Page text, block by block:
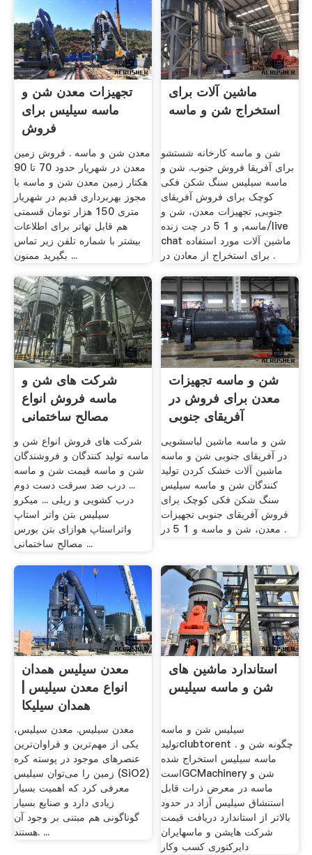
تجهیزات معدن شن و
ماسه سیلیس برای
فروش
معدن شن و ماسه . فروش زمین
معدن در شهریار حدود 70 تا 90
هکتار زمین معدن شن و ماسه با
مجوز بهربرداری قدیم در شهریار
متری 150 هزار تومان قسمتی
هم قابل تهاتر برای اطلاعات
بیشتر با شماره تلفن زیر تماس
بگیرید ممنون ...
ماشین آلات برای
استخراج شن و ماسه
شن و ماسه کارخانه شستشو
برای آفریقا فروش جنوب. شن و
ماسه سیلیس سنگ شکن فکی
کوچک برای فروش آفریقای
جنوبی, تجهیزات معدن، شن و
ماسه, و 1 5 در چت زنده/live
chat ماشین آلات مورد استفاده
برای استخراج از معادن در .
شرکت های شن و
ماسه فروش انواع
مصالح ساختمانی
شرکت های فروش انواع شن و
ماسه تولید کنندگان و فروشندگان
شن و ماسه قیمت شن و ماسه
... درب ضد سرقت دست دوم
درب کشویی و ریلی ... میکرو
سیلیس بتن واتر استاپ
واتراستاپ هوازای بتن بورس
مصالح ساختمانی ...
شن و ماسه تجهیزات
معدن برای فروش در
آفریقای جنوبی
شن و ماسه ماشین لباسشویی
در آفریقای جنوبی شن و ماسه
ماشین آلات خشک کردن تولید
کنندگان شن و ماسه سیلیس
سنگ شکن فکی کوچک برای
فروش آفریقای جنوبی تجهیزات
معدن، شن و ماسه و 1 5 در .
معدن سیلیس همدان
انواع معدن سیلیس |
همدان سیلیکا
معدن سیلیس. معدن سیلیس،
یکی از مهم‌ترین و فراوان‌ترین
عنصرهای موجود در پوسته کره
زمین را می‌توان سیلیس (SiO2)
معرفی کرد که اهمیت بسیار
زیادی دارد و صنایع بسیار
گوناگونی هم مبتنی بر وجود آن
هستند. ...
استاندارد ماشین های
شن و ماسه سیلیس
سیلیس شن و ماسه
تولیدclubtorent . چگونه شن و
ماسه سیلیس استخراج شده
استGCMachinery شن و
ماسه در معرض ذرات قابل
استنشاق سیلیس آزاد در حدود
بالاتر از استاندارد دریافت قیمت
شرکت هایشن و ماسهایران
دایرکتوری کسب وکار